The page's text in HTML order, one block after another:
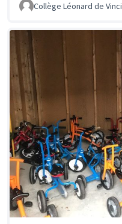
Collège Léonard de Vinci